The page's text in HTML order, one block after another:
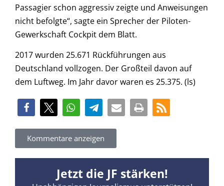
Passagier schon aggressiv zeigte und Anweisungen
nicht befolgte“, sagte ein Sprecher der Piloten-
Gewerkschaft Cockpit dem Blatt.
2017 wurden 25.671 Rückführungen aus
Deutschland vollzogen. Der Großteil davon auf
dem Luftweg. Im Jahr davor waren es 25.375. (ls)
Kommentare anzeigen
Jetzt die JF stärken!